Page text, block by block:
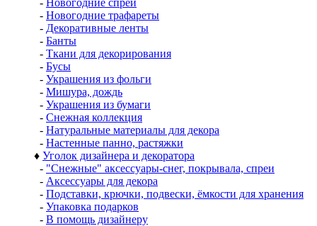
- Новогодние спреи
- Новогодние трафареты
- Декоративные ленты
- Банты
- Ткани для декорирования
- Бусы
- Украшения из фольги
- Мишура, дождь
- Украшения из бумаги
- Снежная коллекция
- Натуральные материалы для декора
- Настенные панно, растяжки
♦ Уголок дизайнера и декоратора
- "Снежные" аксессуары-снег, покрывала, спреи
- Аксессуары для декора
- Подставки, крючки, подвески, ёмкости для хранения
- Упаковка подарков
- В помощь дизайнеру